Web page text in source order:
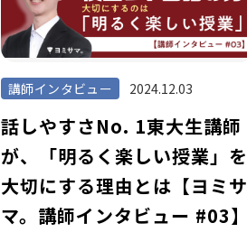
講師インタビュー 2024.12.03
話しやすさNo. 1東大生講師
が、「明るく楽しい授業」を
大切にする理由とは【ヨミサ
マ。講師インタビュー #03】